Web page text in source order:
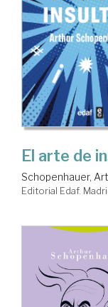
El arte de
Schopenhauer,
Editorial Edaf.